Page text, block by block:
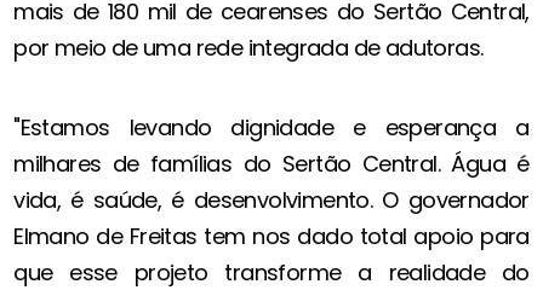
mais de 180 mil de cearenses do Sertão Central,
por meio de uma rede integrada de adutoras.
"Estamos levando dignidade e esperança a
milhares de famílias do Sertão Central. Água é
vida, é saúde, é desenvolvimento. O governador
Elmano de Freitas tem nos dado total apoio para
que esse projeto transforme a realidade do